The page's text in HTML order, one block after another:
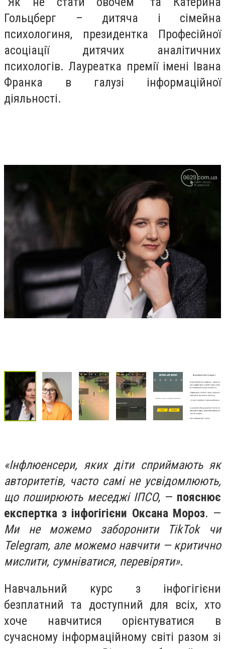
Гольцберг – дитяча і сімейна
психологиня, президентка Професійної
асоціації дитячих аналітичних
психологів. Лауреатка премії імені Івана
Франка в галузі інформаційної
діяльності.
«Інфлюенсери, яких діти сприймають як
авторитетів, часто самі не усвідомлюють,
що поширюють меседжі ІПСО, — пояснює
експертка з інфогігієни Оксана Мороз. —
Ми не можемо заборонити TikTok чи
Telegram, але можемо навчити — критично
мислити, сумніватися, перевіряти».
Навчальний курс з інфогігієни
безплатний та доступний для всіх, хто
хоче навчитися орієнтуватися в
сучасному інформаційному світі разом зі